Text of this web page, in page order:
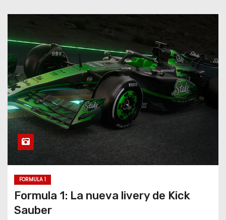
FORMULA 1
Formula 1: La nueva livery de Kick
Sauber